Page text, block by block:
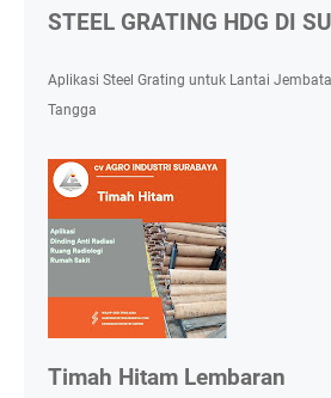
STEEL GRATING HDG DI
Aplikasi Steel Grating untuk Lantai
Tangga
Timah Hitam Lembaran